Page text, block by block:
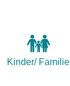
Kinder/ Familie